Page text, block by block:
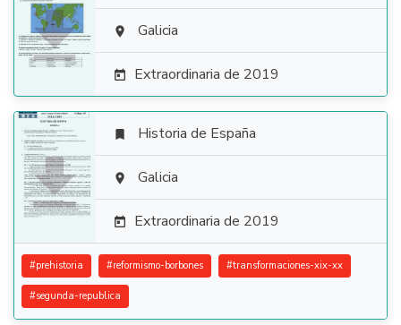
  Galicia
 Extraordinaria de 2019

 Historia de España
 Galicia
 Extraordinaria de 2019
#prehistoria #reformismo-borbones #transformaciones-xix-xx
#segunda-republica